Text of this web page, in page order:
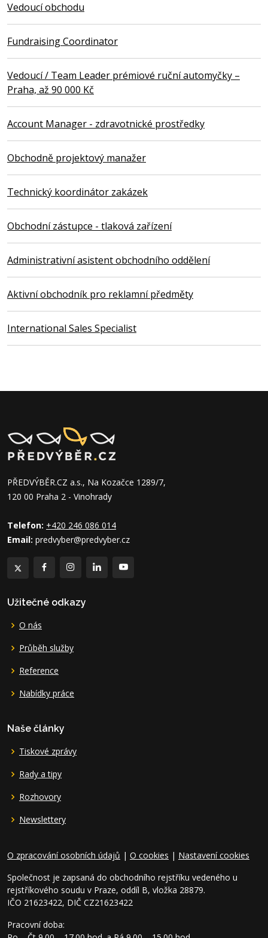
Vedoucí obchodu
Fundraising Coordinator
Vedoucí / Team Leader prémiové ruční automyčky –
Praha, až 90 000 Kč
Account Manager - zdravotnické prostředky
Obchodně projektový manažer
Technický koordinátor zakázek
Obchodní zástupce - tlaková zařízení
Administrativní asistent obchodního oddělení
Aktivní obchodník pro reklamní předměty
International Sales Specialist
PŘEDVÝBĚR.CZ a.s., Na Kozačce 1289/7,
120 00 Praha 2 - Vinohrady
Telefon: +420 246 086 014
Email: predvyber@predvyber.cz
Užitečné odkazy
O nás
Průběh služby
Reference
Nabídky práce
Naše články
Tiskové zprávy
Rady a tipy
Rozhovory
Newslettery
O zpracování osobních údajů | O cookies | Nastavení cookies
Společnost je zapsaná do obchodního rejstříku vedeného u
rejstříkového soudu v Praze, oddíl B, vložka 28879.
IČO 21623422, DIČ CZ21623422
Pracovní doba: